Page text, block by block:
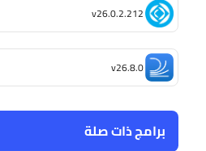
v26.0.2.212
v26.8.0
برامج ذات صلة